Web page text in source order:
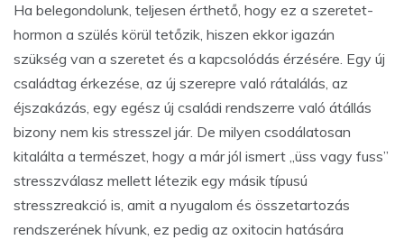
Ha belegondolunk, teljesen érthető, hogy ez a szeretet-
hormon a szülés körül tetőzik, hiszen ekkor igazán
szükség van a szeretet és a kapcsolódás érzésére. Egy új
családtag érkezése, az új szerepre való rátalálás, az
éjszakázás, egy egész új családi rendszerre való átállás
bizony nem kis stresszel jár. De milyen csodálatosan
kitalálta a természet, hogy a már jól ismert „üss vagy fuss”
stresszválasz mellett létezik egy másik típusú
stresszreakció is, amit a nyugalom és összetartozás
rendszerének hívunk, ez pedig az oxitocin hatására